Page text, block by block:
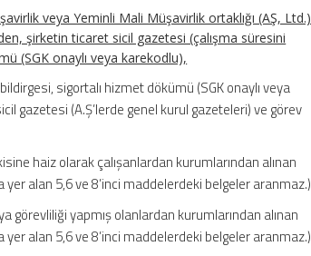
veya Yeminli Mali Müşavirlik ortaklığı (AŞ, Ltd.)
şirketin ticaret sicil gazetesi (çalışma süresini
(SGK onaylı veya karekodlu),
sigortalı hizmet dökümü (SGK onaylı veya
gazetesi (A.Ş’lerde genel kurul gazeteleri) ve görev
haiz olarak çalışanlardan kurumlarından alınan
alan 5,6 ve 8’inci maddelerdeki belgeler aranmaz.)
görevliliği yapmış olanlardan kurumlarından alınan
alan 5,6 ve 8’inci maddelerdeki belgeler aranmaz.)